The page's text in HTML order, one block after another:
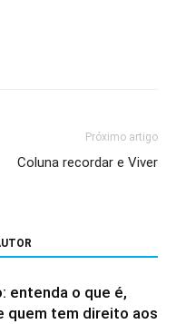
Próximo artigo
Coluna recordar e Viver
entenda o que é,
quem tem direito aos